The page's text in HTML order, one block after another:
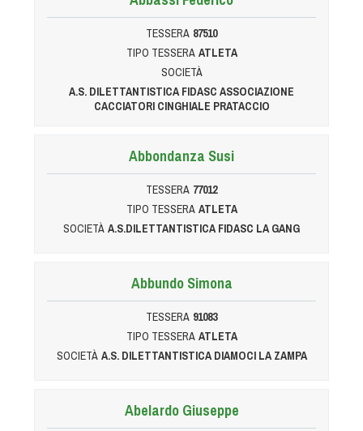
TESSERA 87510
TIPO TESSERA ATLETA
SOCIETÀ
A.S. DILETTANTISTICA FIDASC ASSOCIAZIONE
CACCIATORI CINGHIALE PRATACCIO
Abbondanza Susi
TESSERA 77012
TIPO TESSERA ATLETA
SOCIETÀ A.S.DILETTANTISTICA FIDASC LA GANG
Abbundo Simona
TESSERA 91083
TIPO TESSERA ATLETA
SOCIETÀ A.S. DILETTANTISTICA DIAMOCI LA ZAMPA
Abelardo Giuseppe
Cinofilia Sportiva
Agility
DiscDog
Dog Balance
Dog Triathlon
Hoopers
Mantrailing
Nosework
Rally Obedience
Retriever Sport
Ricerca Tartufo
Sheepdog
Ipo Delta